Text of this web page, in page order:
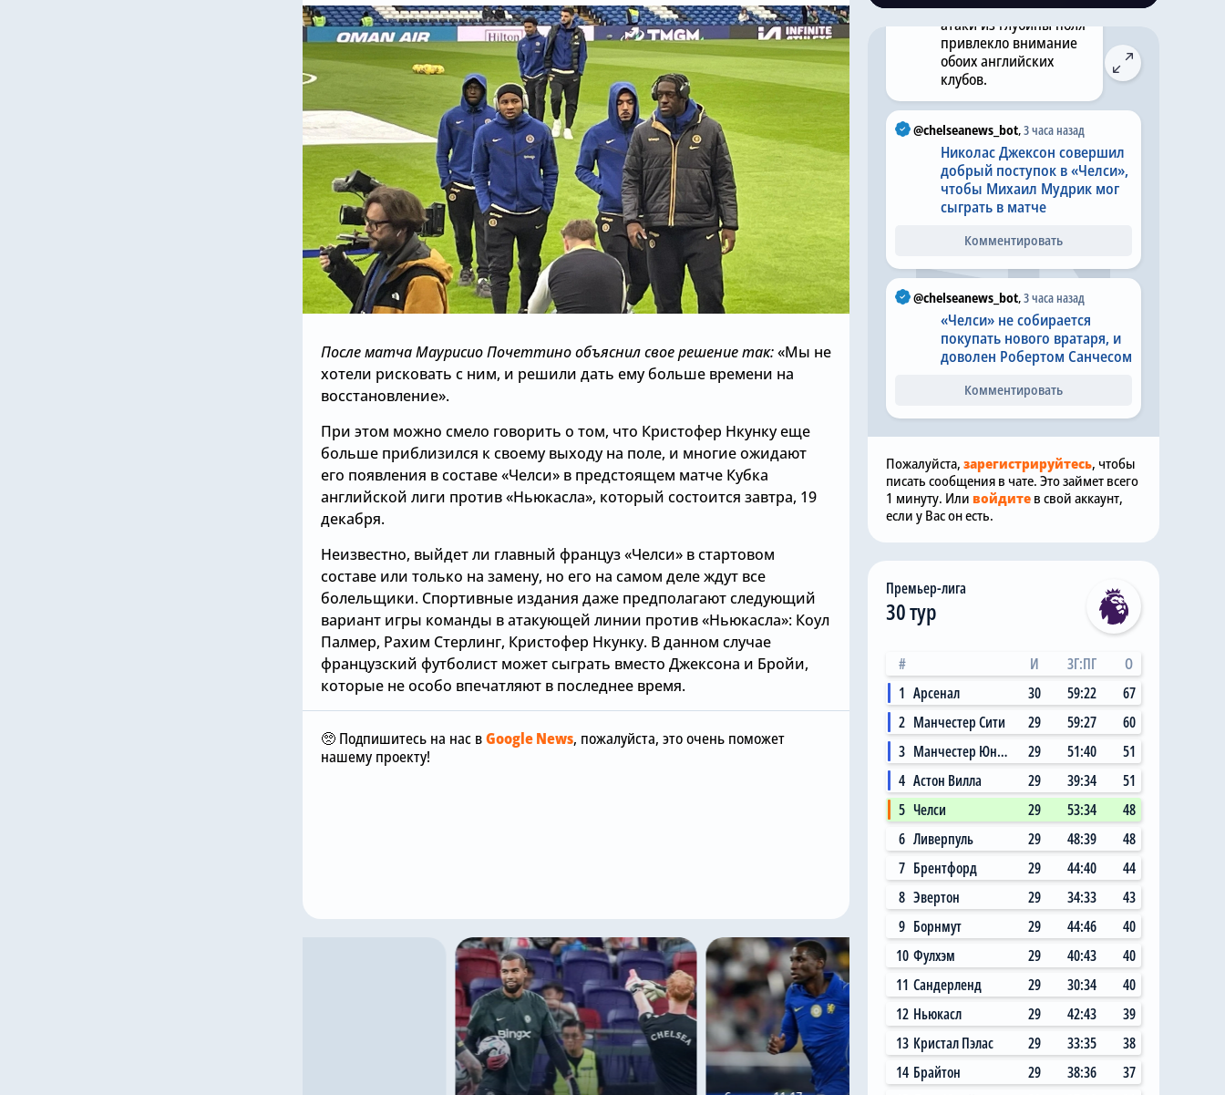
После матча Маурисио Почеттино объяснил свое решение так:«Мы не
хотели рисковать с ним, и решили дать ему больше времени на
восстановление».
При этом можно смело говорить о том, что Кристофер Нкунку еще
больше приблизился к своему выходу на поле, и многие ожидают
его появления в составе «Челси» в предстоящем матче Кубка
английской лиги против «Ньюкасла», который состоится завтра, 19
декабря.
Неизвестно, выйдет ли главный француз «Челси» в стартовом
составе или только на замену, но его на самом деле ждут все
болельщики. Спортивные издания даже предполагают следующий
вариант игры команды в атакующей линии против «Ньюкасла»: Коул
Палмер, Рахим Стерлинг, Кристофер Нкунку. В данном случае
французский футболист может сыграть вместо Джексона и Бройи,
которые не особо впечатляют в последнее время.
🥺 Подпишитесь на нас вGoogle News, пожалуйста, это очень поможет
нашему проекту!
способности начинать
атаки из глубины поля
привлекло внимание
обоих английских
клубов.
@chelseanews_bot,3 часа назад
Николас Джексон совершил
добрый поступок в «Челси»,
чтобы Михаил Мудрик мог
сыграть в матче
Комментировать
@chelseanews_bot,3 часа назад
«Челси» не собирается
покупать нового вратаря, и
доволен Робертом Санчесом
Комментировать
Пожалуйста, зарегистрируйтесь, чтобы
писать сообщения в чате. Это займет всего
1 минуту. Или войдите в свой аккаунт,
если у Вас он есть.
Премьер-лига
30 тур
# И ЗГ:ПГ
О
1 Арсенал 30 59:22
67
2 Манчестер Сити 29 59:27
60
3
Манчестер Юнайтед 29 51:40
51
4 Астон Вилла 29 39:34
51
5 Челси 29 53:34
48
6 Ливерпуль 29 48:39
48
7 Брентфорд 29 44:40
44
8 Эвертон 29 34:33
43
9 Борнмут 29 44:46
40
10 Фулхэм 29 40:43
40
11 Сандерленд 29 30:34
40
12 Ньюкасл 29 42:43
39
13 Кристал Пэлас 29 33:35
38
14 Брайтон 29 38:36
37